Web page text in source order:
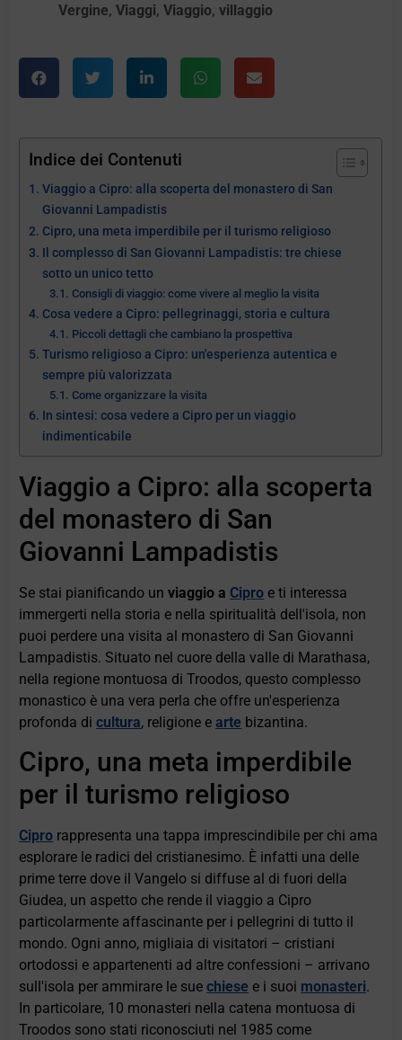
Vergine,Viaggi,Viaggio,villaggio
Indice dei Contenuti
Viaggio a Cipro: alla scoperta del monastero di San
Giovanni Lampadistis
Cipro, una meta imperdibile per il turismo religioso
Il complesso di San Giovanni Lampadistis: tre chiese
sotto un unico tetto
Consigli di viaggio: come vivere al meglio la visita
Cosa vedere a Cipro: pellegrinaggi, storia e cultura
Piccoli dettagli che cambiano la prospettiva
Turismo religioso a Cipro: un'esperienza autentica e
sempre più valorizzata
Come organizzare la visita
In sintesi: cosa vedere a Cipro per un viaggio
indimenticabile
Viaggio a Cipro: alla scoperta
del monastero di San
Giovanni Lampadistis
Se stai pianificando unviaggio a Cipro e ti interessa
immergerti nella storia e nella spiritualità dell'isola, non
puoi perdere una visita al monastero di San Giovanni
Lampadistis. Situato nel cuore della valle di Marathasa,
nella regione montuosa di Troodos, questo complesso
monastico è una vera perla che offre un'esperienza
profonda dicultura, religione earte bizantina.
Cipro, una meta imperdibile
per il turismo religioso
Cipro rappresenta una tappa imprescindibile per chi ama
esplorare le radici del cristianesimo. È infatti una delle
prime terre dove il Vangelo si diffuse al di fuori della
Giudea, un aspetto che rende il viaggio a Cipro
particolarmente affascinante per i pellegrini di tutto il
mondo. Ogni anno, migliaia di visitatori – cristiani
ortodossi e appartenenti ad altre confessioni – arrivano
sull'isola per ammirare le suechiese e i suoi monasteri.
In particolare, 10 monasteri nella catena montuosa di
Troodos sono stati riconosciuti nel 1985 come